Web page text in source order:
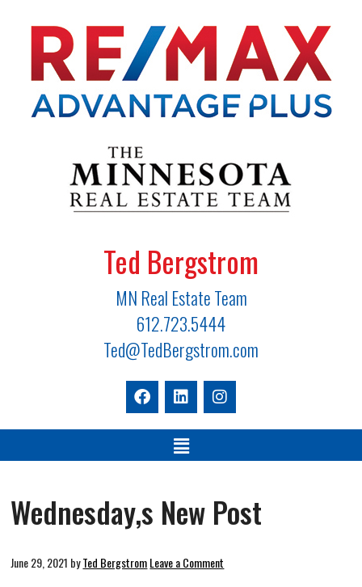
Ted Bergstrom
MN Real Estate Team
612.723.5444
Ted@TedBergstrom.com
Wednesday,s New Post
June 29, 2021 byTed BergstromLeave a Comment